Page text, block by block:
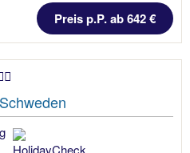
Preis p.P. ab 642 €